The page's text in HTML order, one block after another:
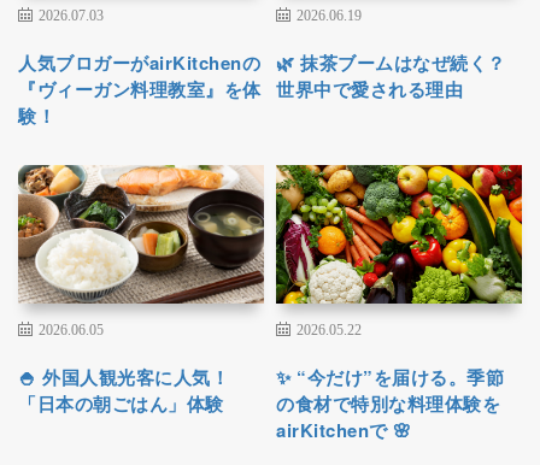
2026.07.03
人気ブロガーがairKitchenの
『ヴィーガン料理教室』を体
験！
2026.06.19
🌿 抹茶ブームはなぜ続く？
世界中で愛される理由
2026.06.05
🍚 外国人観光客に人気！
「日本の朝ごはん」体験
2026.05.22
✨ “今だけ”を届ける。季節
の食材で特別な料理体験を
airKitchenで 🌸